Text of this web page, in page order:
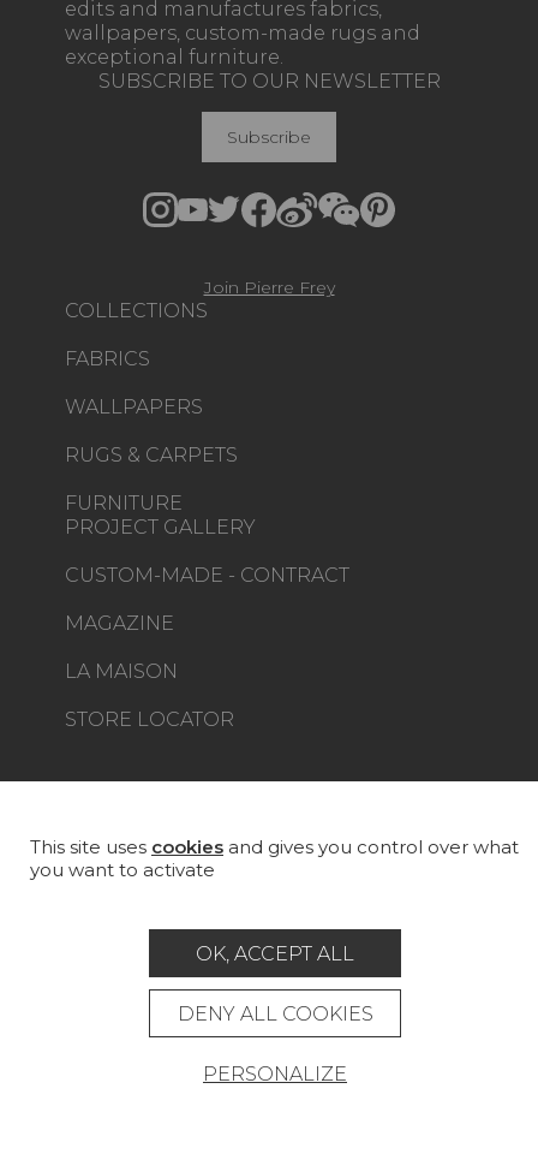
edits and manufactures fabrics,
wallpapers, custom-made rugs and
exceptional furniture.
COLLECTIONS
FABRICS
WALLPAPERS
RUGS & CARPETS
FURNITURE
PROJECT GALLERY
CUSTOM-MADE - CONTRACT
MAGAZINE
LA MAISON
STORE LOCATOR
SUBSCRIBE TO OUR NEWSLETTER
Subscribe
Join Pierre Frey
Career Contact
General data protection policy
© Pierre Frey - 2026
This site uses cookies and gives you control over what
you want to activate
OK, ACCEPT ALL
DENY ALL COOKIES
PERSONALIZE